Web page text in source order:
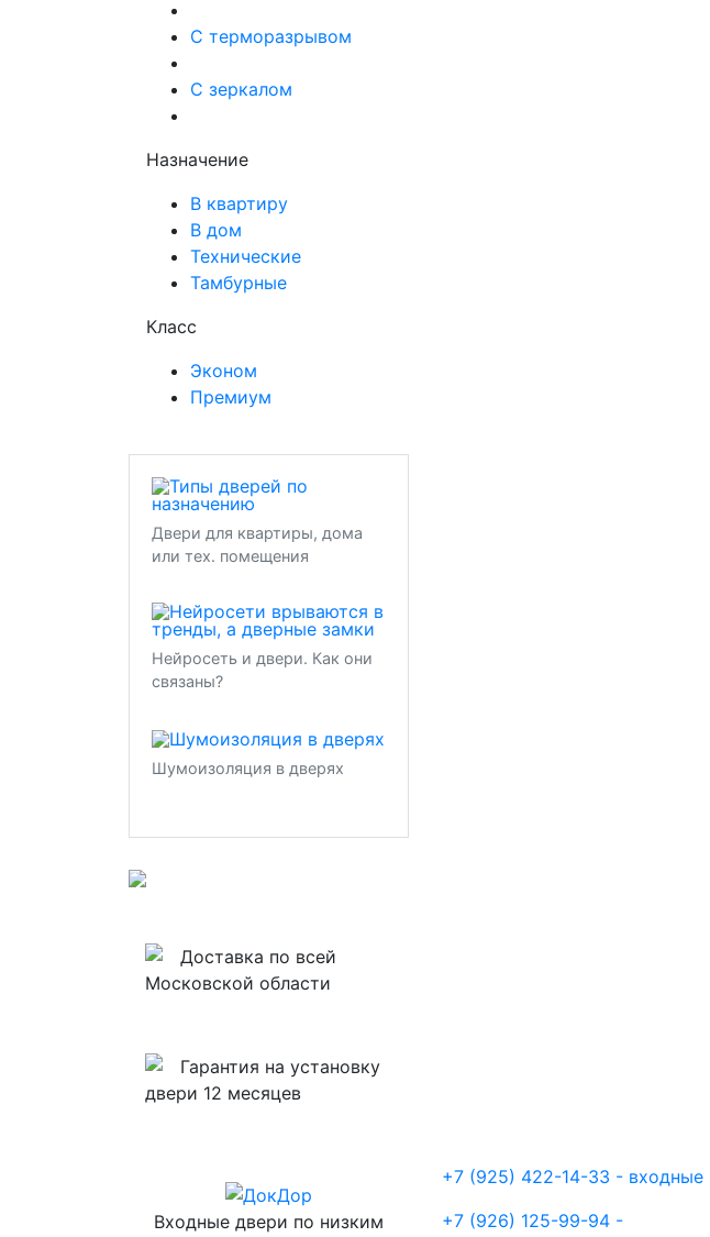
С терморазрывом
С зеркалом
Назначение
В квартиру
В дом
Технические
Тамбурные
Класс
Эконом
Премиум
Двери для квартиры, дома
или тех. помещения
Нейросеть и двери. Как они
связаны?
Шумоизоляция в дверях
Доставка по всей
Московской области
Гарантия на установку
двери 12 месяцев
Входные двери по низким
+7 (925) 422-14-33 - входные
+7 (926) 125-99-94 -